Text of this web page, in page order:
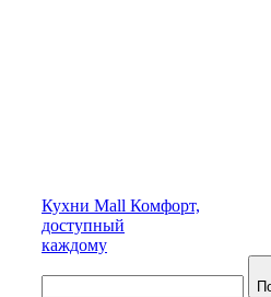
Кухни Mall Комфорт,
доступный
каждому